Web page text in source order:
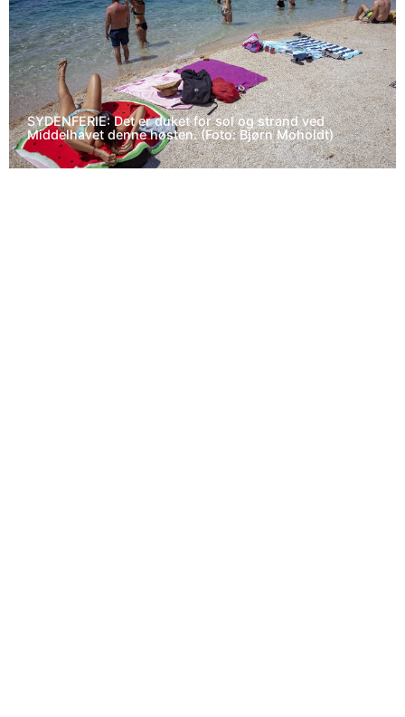
SYDENFERIE: Det er duket for sol og strand ved
Middelhavet denne høsten. (Foto: Bjørn Moholdt)